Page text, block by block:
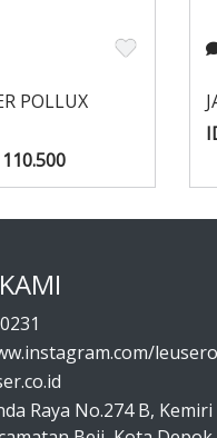
POLLUX
Raya No.274 B, Kemiri